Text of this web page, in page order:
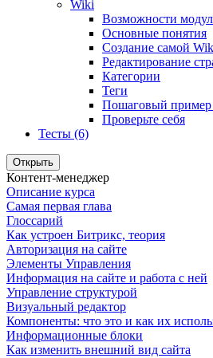
Wiki
Возможности
Основные понятия
Создание самой
Редактирование
Категории
Теги
Пошаговый пример
Проверьте себя
Тесты (6)
Открыть
Контент-менеджер
Описание курса
Самая первая глава
Глоссарий
Как устроен Битрикс, теория
Авторизация на сайте
Элементы Управления
Информация на сайте и работа с ней
Управление структурой
Визуальный редактор
Компоненты: что это и как их
Информационные блоки
Как изменить внешний вид сайта